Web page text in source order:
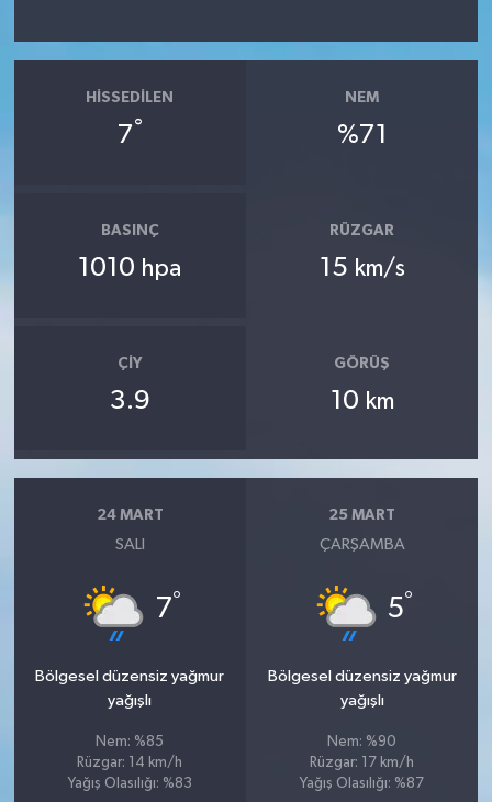
HISSEDILEN
7°
NEM
%71
BASINÇ
1010 hpa
RÜZGAR
15 km/s
ÇIY
3.9
GÖRÜŞ
10 km
24 MART
SALI
7°
Bölgesel düzensiz yağmur
yağışlı
Nem: %85
Rüzgar: 14 km/h
Yağış Olasılığı: %83
25 MART
ÇARŞAMBA
5°
Bölgesel düzensiz yağmur
yağışlı
Nem: %90
Rüzgar: 17 km/h
Yağış Olasılığı: %87